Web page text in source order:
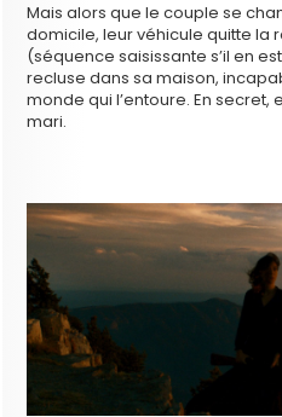
Mais alors que le couple se
domicile, leur véhicule quitte la
(séquence saisissante s’il en
recluse dans sa maison,
monde qui l’entoure. En
mari.